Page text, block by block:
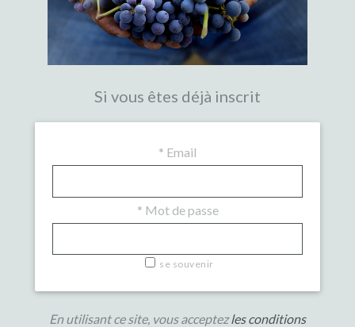
Si vous êtes déjà inscrit
* Email
* Mot de passe
se souvenir
En utilisant ce site, vous acceptezles conditions